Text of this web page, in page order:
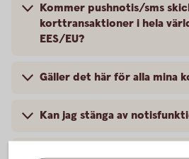
Kommer pushnotis/sms
korttransaktioner i hela
EES/EU?
Gäller det här för alla mina
Kan jag stänga av